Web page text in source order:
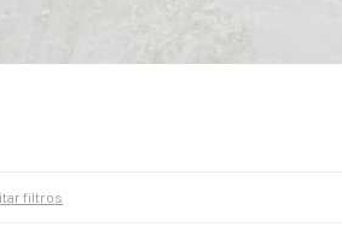
filtros